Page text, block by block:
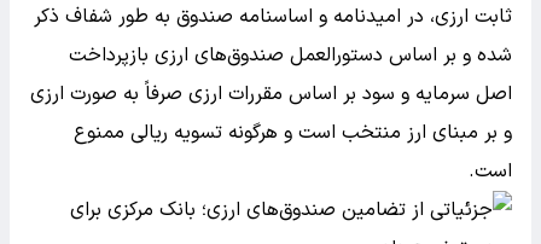
ثابت ارزی، در امیدنامه و اساسنامه صندوق به طور شفاف ذکر
شده و بر اساس دستورالعمل صندوق‌های ارزی بازپرداخت
اصل سرمایه و سود بر اساس مقررات ارزی صرفاً به صورت ارزی
و بر مبنای ارز منتخب است و هرگونه تسویه ریالی ممنوع
است.